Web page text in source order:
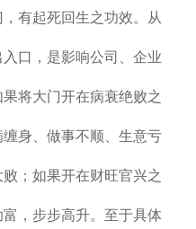
有起死回生之功效。从
口，是影响公司、企业
将大门开在病衰绝败之
身、做事不顺、生意亏
；如果开在财旺官兴之
，步步高升。至于具体